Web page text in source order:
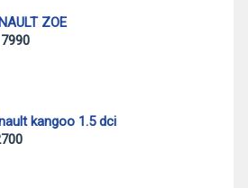
ZOE
kangoo 1.5 dci